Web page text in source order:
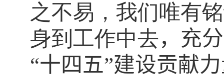
之不易，我们唯有
身到工作中去， 充
“十四五”建设贡献